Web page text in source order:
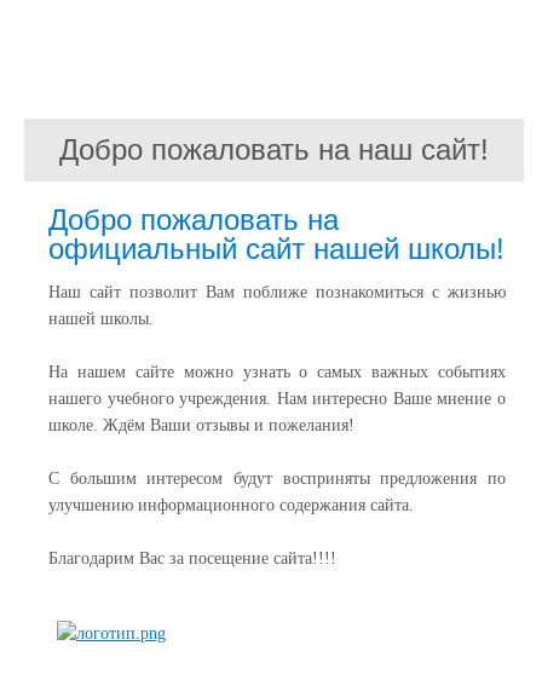
Добро пожаловать на наш сайт!
Добро пожаловать на
официальный сайт нашей школы!
Наш сайт позволит Вам поближе познакомиться с жизнью
нашей школы.
На нашем сайте можно узнать о самых важных событиях
нашего учебного учреждения. Нам интересно Ваше мнение о
школе. Ждём Ваши отзывы и пожелания!
С большим интересом будут восприняты предложения по
улучшению информационного содержания сайта.
Благодарим Вас за посещение сайта!!!!